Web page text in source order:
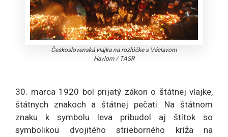
Československá vlajka na rozlúčke s Václavom
Havlom/ TASR
30. marca 1920 bol prijatý zákon o štátnej vlajke,
štátnych znakoch a štátnej pečati. Na štátnom
znaku k symbolu leva pribudol aj štítok so
symbolikou dvojitého strieborného kríža na